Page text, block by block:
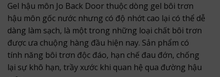
Gel hậu môn Jo Back Door thuộc dòng gel bôi trơn
hậu môn gốc nước nhưng có độ nhớt cao lại có thể dễ
dàng làm sạch, là một trong những loại chất bôi trơn
được ưa chuộng hàng đầu hiện nay. Sản phẩm có
tính năng bôi trơn độc đáo, hạn chế đau đớn, chống
lại sự khô hạn, trầy xước khi quan hệ qua đường hậu